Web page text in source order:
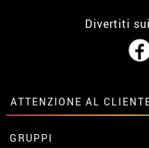
Divertiti
ATTENZIONE AL
• Su di noi
GRUPPI